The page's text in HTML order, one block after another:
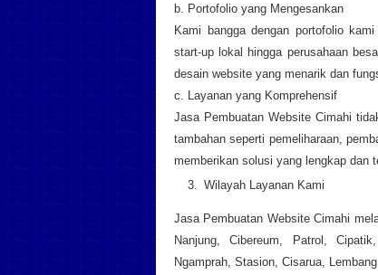
b. Portofolio yang Mengesankan
Kami bangga dengan portofolio
start-up lokal hingga perusahaan
desain website yang menarik dan
c. Layanan yang Komprehensif
Jasa Pembuatan Website Cimahi
tambahan seperti pemeliharaan,
memberikan solusi yang lengkap dan
Wilayah Layanan Kami
Jasa Pembuatan Website Cimahi
Nanjung, Cibereum, Patrol,
Ngamprah, Stasion, Cisarua,